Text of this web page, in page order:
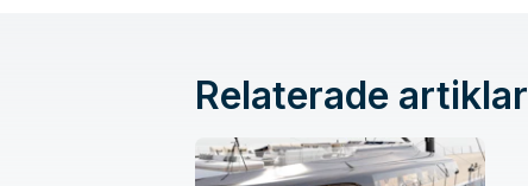
Relaterade artiklar